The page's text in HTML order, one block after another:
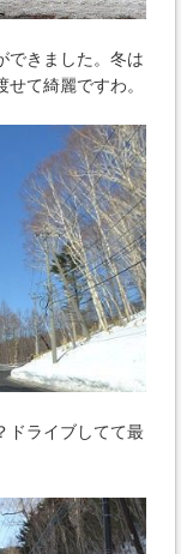
できました。冬は
て綺麗ですわ。
ドライブしてて最